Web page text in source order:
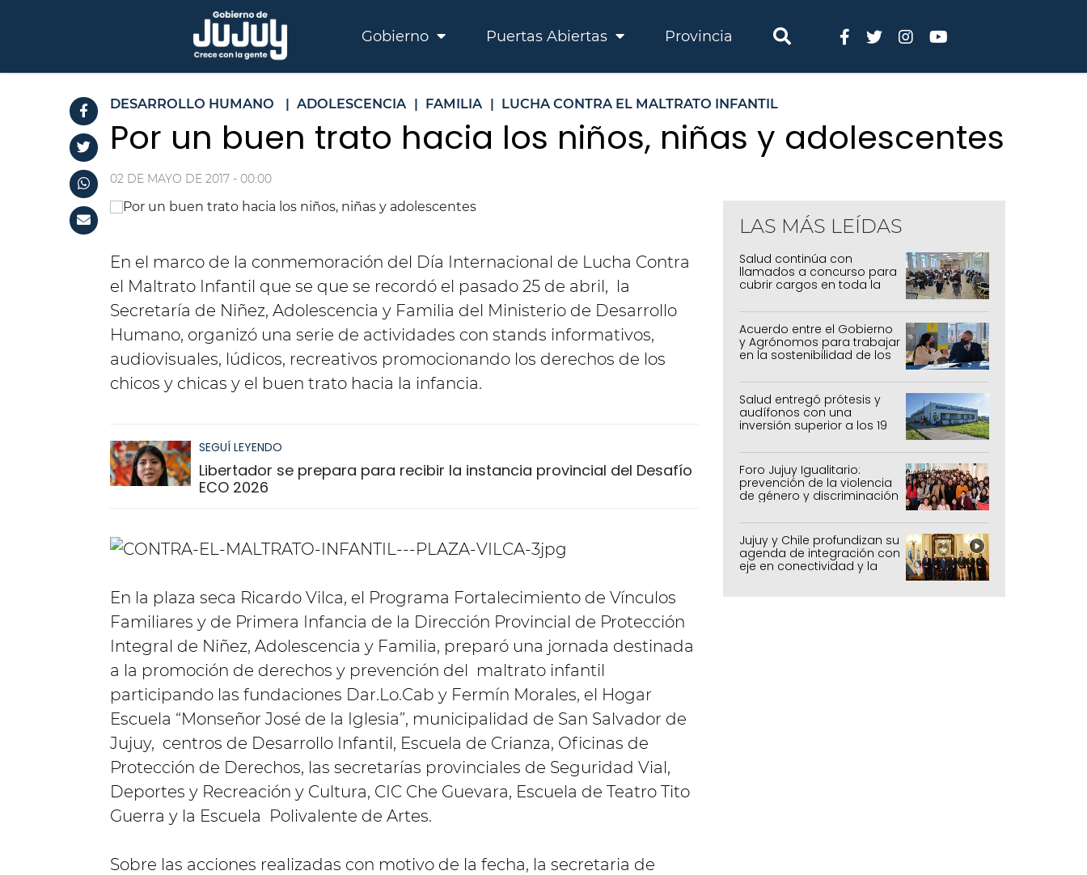
Gobierno Puertas Abiertas Provincia
DESARROLLO HUMANO | ADOLESCENCIA | FAMILIA | LUCHA CONTRA EL MALTRATO INFANTIL
Por un buen trato hacia los niños, niñas y adolescentes
02 DE MAYO DE 2017 - 00:00
En el marco de la conmemoración del Día Internacional de Lucha Contra
el Maltrato Infantil que se que se recordó el pasado 25 de abril, la
Secretaría de Niñez, Adolescencia y Familia del Ministerio de Desarrollo
Humano, organizó una serie de actividades con stands informativos,
audiovisuales, lúdicos, recreativos promocionando los derechos de los
chicos y chicas y el buen trato hacia la infancia.
SEGUÍ LEYENDO
Libertador se prepara para recibir la instancia provincial del Desafío
ECO 2026
En la plaza seca Ricardo Vilca, el Programa Fortalecimiento de Vínculos
Familiares y de Primera Infancia de la Dirección Provincial de Protección
Integral de Niñez, Adolescencia y Familia, preparó una jornada destinada
a la promoción de derechos y prevención del maltrato infantil
participando las fundaciones Dar.Lo.Cab y Fermín Morales, el Hogar
Escuela “Monseñor José de la Iglesia”, municipalidad de San Salvador de
Jujuy, centros de Desarrollo Infantil, Escuela de Crianza, Oficinas de
Protección de Derechos, las secretarías provinciales de Seguridad Vial,
Deportes y Recreación y Cultura, CIC Che Guevara, Escuela de Teatro Tito
Guerra y la Escuela Polivalente de Artes.
Sobre las acciones realizadas con motivo de la fecha, la secretaria de
LAS MÁS LEÍDAS
Salud continúa con
llamados a concurso para
cubrir cargos en toda la
Acuerdo entre el Gobierno
y Agrónomos para trabajar
en la sostenibilidad de los
agrícolas, pecuarios y
forestal
Salud entregó prótesis y
audífonos con una
inversión superior a los 19
millones de pesos
Foro Jujuy Igualitario:
prevención de la violencia
de género y discriminación
Jujuy y Chile profundizan su
agenda de integración con
eje en conectividad y la
mejora del Paso de Jama